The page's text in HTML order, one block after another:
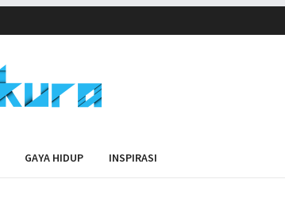
GAYA HIDUP INSPIRASI